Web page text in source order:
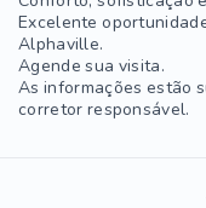
Excelente
Alphaville.
Agende sua visita.
As informações estão
corretor responsável.